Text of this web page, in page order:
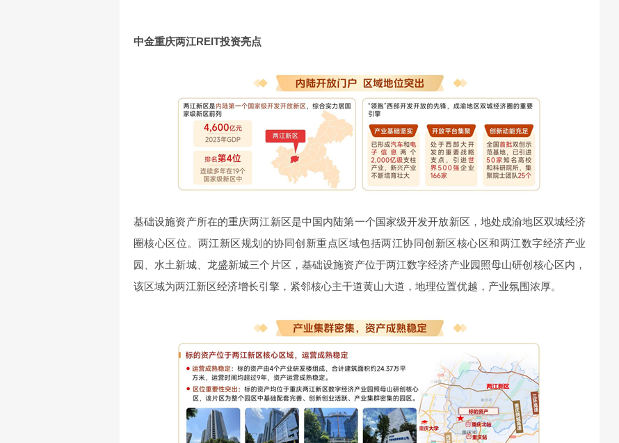
中金重庆两江REIT投资亮点
基础设施资产所在的重庆两江新区是中国内陆第一个国家级开发开放新区，地处成渝地区双城经济
圈核心区位。两江新区规划的协同创新重点区域包括两江协同创新区核心区和两江数字经济产业
园、水土新城、龙盛新城三个片区，基础设施资产位于两江数字经济产业园照母山研创核心区内，
该区域为两江新区经济增长引擎，紧邻核心主干道黄山大道，地理位置优越，产业氛围浓厚。